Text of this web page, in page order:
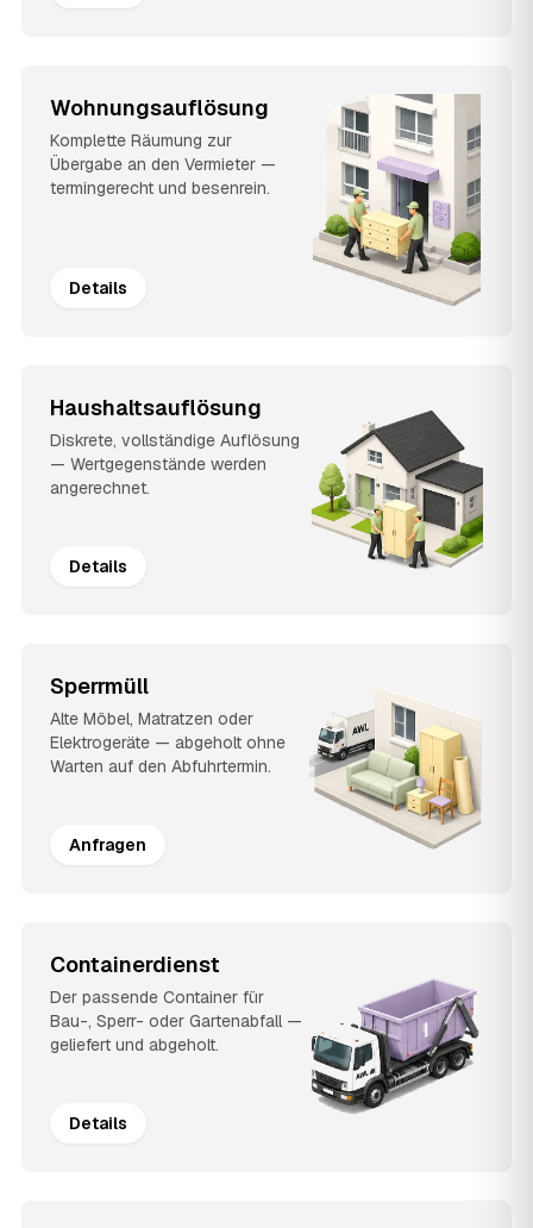
Wohnungsauflösung
Komplette Räumung zur
Übergabe an den Vermieter —
termingerecht und besenrein.
Details
Haushaltsauflösung
Diskrete, vollständige Auflösung
— Wertgegenstände werden
angerechnet.
Details
Sperrmüll
Alte Möbel, Matratzen oder
Elektrogeräte — abgeholt ohne
Warten auf den Abfuhrtermin.
Anfragen
Containerdienst
Der passende Container für
Bau-, Sperr- oder Gartenabfall —
geliefert und abgeholt.
Details